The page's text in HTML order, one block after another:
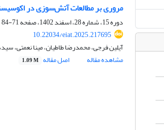
مروری بر مطالعات آتش‌سوزی در
دوره 15، شماره 28، اسفند 1402، صفحه
71-84
10.22034/eiat.2025.217695
آیلین فرجی، محمدرضا طاطیان، مینا نعمتی،
مشاهده مقاله
اصل مقاله 1.09 M